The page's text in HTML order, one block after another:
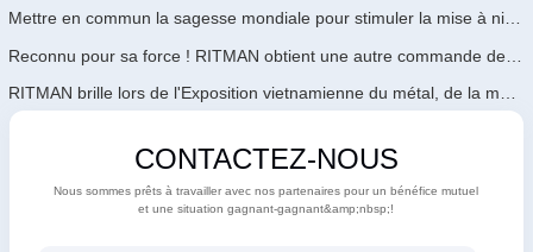
Mettre en commun la sagesse mondiale pour stimuler la mise à niveau industrielle | La première formation internationale de GalvInfo Chine sur la technologie de galvanisation continue haut de gamme se conclut avec succès
CONTACTEZ-NOUS
Nous sommes prêts à travailler avec nos partenaires pour un bénéfice mutuel
et une situation gagnant-gagnant&amp;nbsp;!